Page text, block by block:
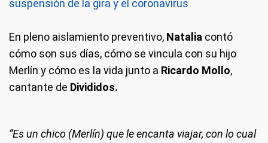
suspensión de la gira y el coronavirus
En pleno aislamiento preventivo, Natalia contó
cómo son sus días, cómo se vincula con su hijo
Merlín y cómo es la vida junto a Ricardo Mollo,
cantante de Divididos.
“Es un chico (Merlín) que le encanta viajar, con lo cual